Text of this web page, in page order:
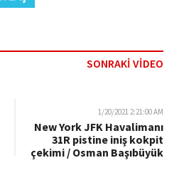
SONRAKİ VİDEO
1/20/2021 2:21:00 AM
New York JFK Havalimanı
31R pistine iniş kokpit
çekimi / Osman Başıbüyük